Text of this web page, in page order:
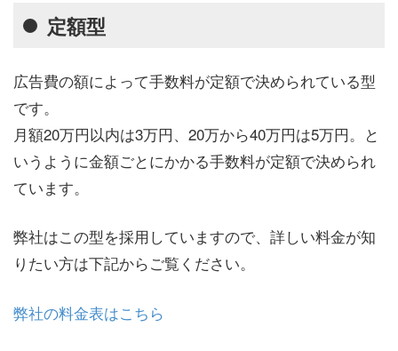
定額型
広告費の額によって手数料が定額で決められている型
です。
月額20万円以内は3万円、20万から40万円は5万円。と
いうように金額ごとにかかる手数料が定額で決められ
ています。
弊社はこの型を採用していますので、詳しい料金が知
りたい方は下記からご覧ください。
弊社の料金表はこちら